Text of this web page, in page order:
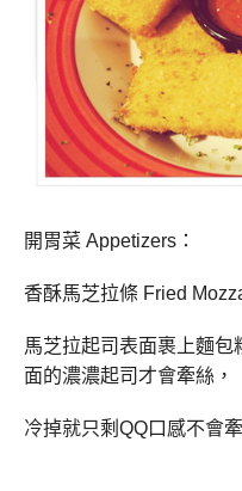
開胃菜 Appetizers：
香酥馬芝拉條 Fried
馬芝拉起司表面裹上麵
面的濃濃起司才會牽絲，
冷掉就只剩QQ口感不會